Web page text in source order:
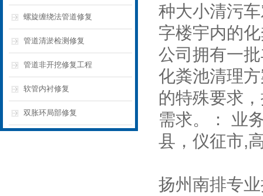
螺旋缠绕法管道修复
管道清淤检测修复
管道非开挖修复工程
软管内衬修复
双胀环局部修复
种大小清污
字楼宇内的
公司拥有一
化粪池清理
的特殊要求
需求。： 业
县，仪征市,
扬州南排专